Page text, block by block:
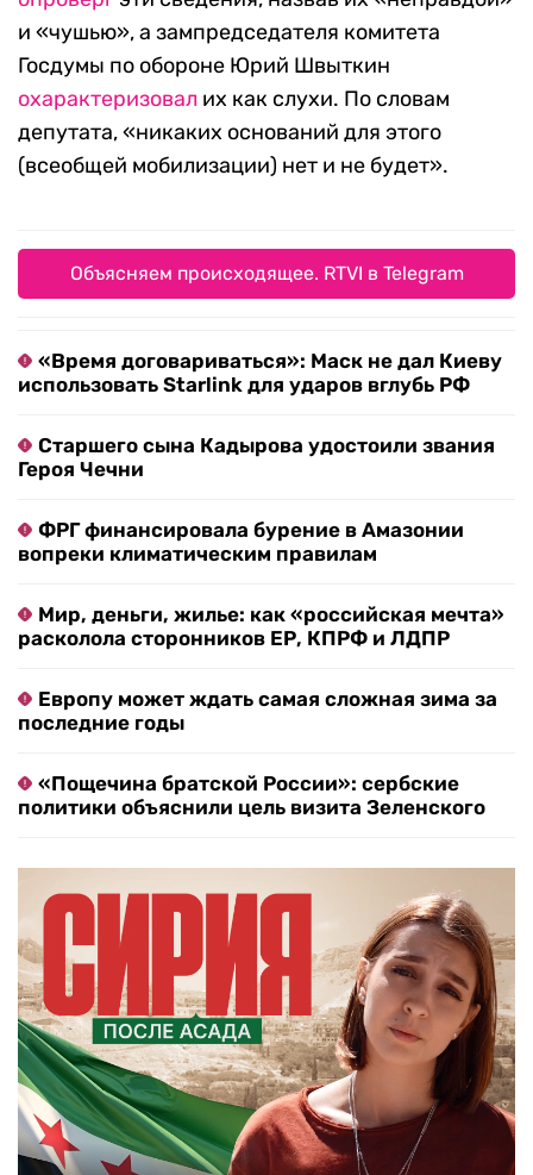
и «чушью», а зампредседателя комитета
Госдумы по обороне Юрий Швыткин
охарактеризовал их как слухи. По словам
депутата, «никаких оснований для этого
(всеобщей мобилизации) нет и не будет».
Объясняем происходящее. RTVI в Telegram
«Время договариваться»: Маск не дал Киеву
использовать Starlink для ударов вглубь РФ
Старшего сына Кадырова удостоили звания
Героя Чечни
ФРГ финансировала бурение в Амазонии
вопреки климатическим правилам
Мир, деньги, жилье: как «российская мечта»
расколола сторонников ЕР, КПРФ и ЛДПР
Европу может ждать самая сложная зима за
последние годы
«Пощечина братской России»: сербские
политики объяснили цель визита Зеленского